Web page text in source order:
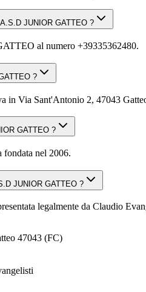
JUNIOR GATTEO ?
al numero +39335362480.
?
Via Sant'Antonio 2, 47043
GATTEO ?
nel 2006.
JUNIOR GATTEO ?
legalmente da Claudio
47043 (FC)